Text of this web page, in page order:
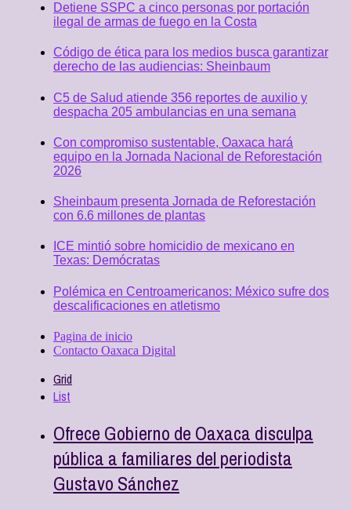
Detiene SSPC a cinco personas por portación
ilegal de armas de fuego en la Costa
Código de ética para los medios busca garantizar
derecho de las audiencias: Sheinbaum
C5 de Salud atiende 356 reportes de auxilio y
despacha 205 ambulancias en una semana
Con compromiso sustentable, Oaxaca hará
equipo en la Jornada Nacional de Reforestación
2026
Sheinbaum presenta Jornada de Reforestación
con 6.6 millones de plantas
ICE mintió sobre homicidio de mexicano en
Texas: Demócratas
Polémica en Centroamericanos: México sufre dos
descalificaciones en atletismo
Pagina de inicio
Contacto Oaxaca Digital
Grid
List
Ofrece Gobierno de Oaxaca disculpa
pública a familiares del periodista
Gustavo Sánchez